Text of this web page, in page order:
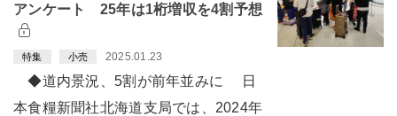
アンケート 25年は1桁増収を4割予想
特集 小売 2025.01.23
◆道内景況、5割が前年並みに 日
本食糧新聞社北海道支局では、2024年